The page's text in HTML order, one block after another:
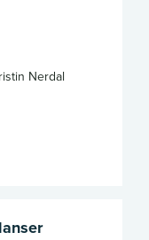
Nerdal